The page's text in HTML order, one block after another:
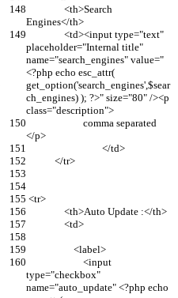
Engines</th>
placeholder="Internal title"
name="search_engines" value="
<?php echo esc_attr(
get_option('search_engines',$sear
ch_engines) ); ?>" size="80" /><p
class="description">
</p>
				</td>
            </tr>
<tr>
                <th>Auto Update :</th>
                <td>
                    <label>
type="checkbox"
name="auto_update" <?php echo